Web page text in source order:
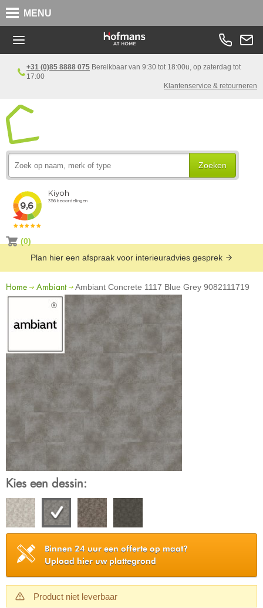
MENU
+31 (0)85 8888 075 Bereikbaar van 9:30 tot 18:00u, op zaterdag tot
17:00
Klantenservice & retourneren
Zoeken
(0)
Plan hier een afspraak voor interieuradvies gesprek
Home Ambiant Ambiant Concrete 1117 Blue Grey 9082111719
Kies een dessin:
Binnen 24 uur een offerte op maat?
Upload hier uw plattegrond
Product niet leverbaar